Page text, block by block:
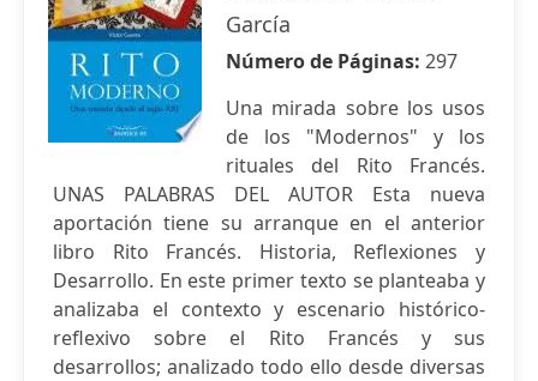
García
Número de Páginas: 297
Una mirada sobre los usos
de los "Modernos" y los
rituales del Rito Francés.
UNAS PALABRAS DEL AUTOR Esta nueva
aportación tiene su arranque en el anterior
libro Rito Francés. Historia, Reflexiones y
Desarrollo. En este primer texto se planteaba y
analizaba el contexto y escenario histórico-
reflexivo sobre el Rito Francés y sus
desarrollos; analizado todo ello desde diversas